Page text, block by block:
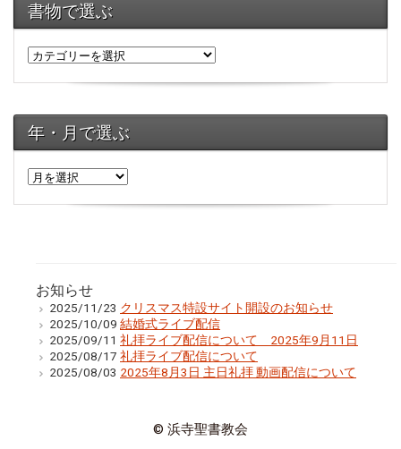
書物で選ぶ
年・月で選ぶ
年・
で
お知らせ
2025/11/23 クリスマス特設サイト開設のお知らせ
2025/10/09 結婚式ライブ配信
2025/09/11 礼拝ライブ配信について 2025年9月11日
2025/08/17 礼拝ライブ配信について
2025/08/03 2025年8月3日 主日礼拝 動画配信について
© 浜寺聖書教会